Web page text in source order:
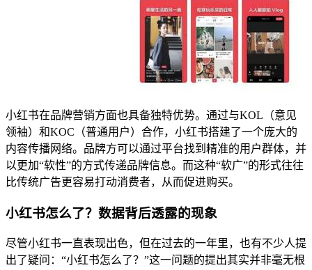
小红书在品牌营销方面也具备独特优势。通过与KOL（意见
领袖）和KOC（普通用户）合作，小红书搭建了一个庞大的
内容传播网络。品牌方可以通过平台找到精准的用户群体，并
以更加“软性”的方式传递品牌信息。而这种“软广”的形式往往
比传统广告更容易打动消费者，从而促进购买。
小红书怎么了？数据背后透露的现象
尽管小红书一直表现出色，但在过去的一年里，也有不少人提
出了疑问：“小红书怎么了？”这一问题的提出其实并非毫无根